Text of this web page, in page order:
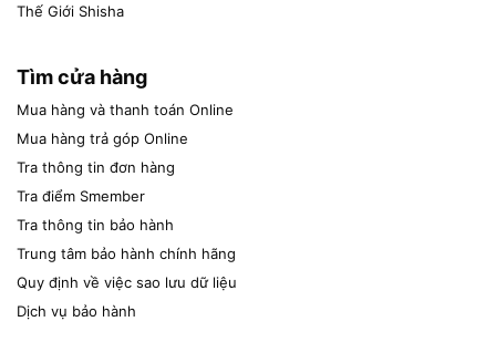
Thế Giới Shisha
Tìm cửa hàng
Mua hàng và thanh toán Online
Mua hàng trả góp Online
Tra thông tin đơn hàng
Tra điểm Smember
Tra thông tin bảo hành
Trung tâm bảo hành chính hãng
Quy định về việc sao lưu dữ liệu
Dịch vụ bảo hành